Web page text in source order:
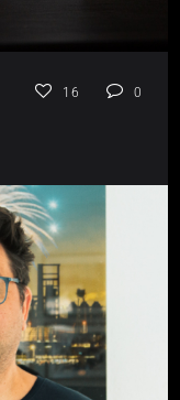
16 0